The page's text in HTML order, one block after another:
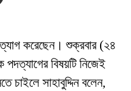
করেছেন। শুক্রবার (২৪
বিষয়টি নিজেই
চাইলে সাহাবুদ্দিন বলেন,